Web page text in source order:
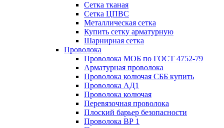
Сетка тканая
Сетка ЦПВС
Металлическая сетка
Купить сетку арматурную
Шарнирная сетка
Проволока
Проволока МОБ по ГОСТ 4752-79
Арматурная проволока
Проволока колючая СББ купить
Проволока АД1
Проволока колючая
Перевязочная проволока
Плоский барьер безопасности
Проволока ВР 1